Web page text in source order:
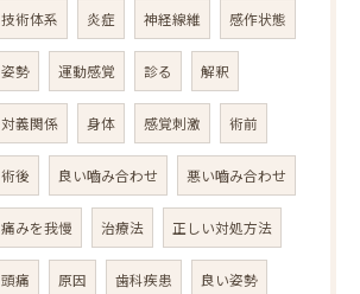
技術体系 炎症 神経線維 感作状態
姿勢 運動感覚 診る 解釈
対義関係 身体 感覚刺激 術前
術後 良い嚙み合わせ 悪い嚙み合わせ
痛みを我慢 治療法 正しい対処方法
頭痛 原因 歯科疾患 良い姿勢